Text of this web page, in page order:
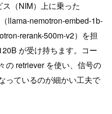
（NIM）上に乗った
llama-nemotron-embed-1b-
rerank-500m-v2）を担
が受け持ちます。コー
の retriever を使い、信号の
っているのが細かい工夫で